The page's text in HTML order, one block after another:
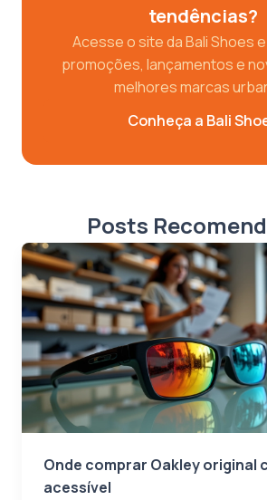
tendências?
Acesse o site da Bali Shoes
promoções, lançamentos e
melhores marcas
Conheça a Bali
Posts
Onde comprar Oakley original
acessível